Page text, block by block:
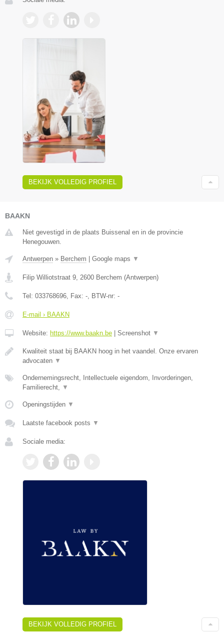
BEKIJK VOLLEDIG PROFIEL
BAAKN
Niet gevestigd in de plaats Buissenal en in de provincie
Henegouwen.
Antwerpen » Berchem Google maps ▼
Filip Williotstraat 9 2600 Berchem (Antwerpen)
Tel: 033768696 , Fax: - , BTW-nr: -
E-mail › BAAKN
Website: https://www.baakn.be Screenshot ▼
Kwaliteit staat bij BAAKN hoog in het vaandel. Onze ervaren
advocaten ▼
Ondernemingsrecht, Intellectuele eigendom, Invorderingen,
Familierecht,
▼
Openingstijden ▼
Laatste facebook posts ▼
Sociale media:
BEKIJK VOLLEDIG PROFIEL